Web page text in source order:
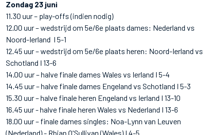
Zondag 23 juni
11.30 uur – play-offs (indien nodig)
12.00 uur – wedstrijd om 5e/6e plaats dames: Nederland vs
Noord-Ierland I 5-1
12.45 uur – wedstrijd om 5e/6e plaats heren: Noord-Ierland vs
Schotland I 13-6
14.00 uur – halve finale dames Wales vs Ierland I 5-4
14.45 uur – halve finale dames Engeland vs Schotland I 5-3
15.30 uur – halve finale heren Engeland vs Ierland I 13-10
16.45 uur - halve finale heren Wales vs Nederland I 13-6
18.00 uur – finale dames singles: Noa-Lynn van Leuven
(Nederland) - Rhian O'Sullivan (Wales) I 4-5